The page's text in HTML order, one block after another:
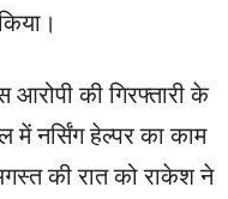
की गिरफ्तारी के
नर्सिंग हेल्पर का काम
की रात को राकेश ने